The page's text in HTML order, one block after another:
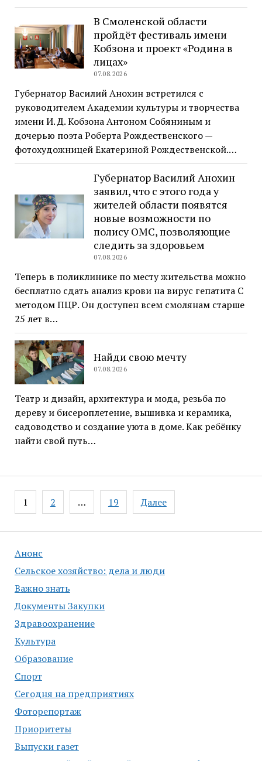
Анонс
Сельское хозяйство: дела и люди
Важно знать
Документы Закупки
Здравоохранение
Культура
Образование
Спорт
Сегодня на предприятиях
Фоторепортаж
Приоритеты
Выпуски газет
В Смоленской области
пройдёт фестиваль имени
Кобзона и проект «Родина в
лицах»
07.08.2026
Губернатор Василий Анохин встретился с
руководителем Академии культуры и творчества
имени И. Д. Кобзона Антоном Собяниным и
дочерью поэта Роберта Рождественского —
фотохудожницей Екатериной Рождественской.…
Губернатор Василий Анохин
заявил, что с этого года у
жителей области появятся
новые возможности по
полису ОМС, позволяющие
следить за здоровьем
07.08.2026
Теперь в поликлинике по месту жительства можно
бесплатно сдать анализ крови на вирус гепатита С
методом ПЦР. Он доступен всем смолянам старше
25 лет в…
Найди свою мечту
07.08.2026
Театр и дизайн, архитектура и мода, резьба по
дереву и бисероплетение, вышивка и керамика,
садоводство и создание уюта в доме. Как ребёнку
найти свой путь…
Навигация
по
1 2 … 19 Далее